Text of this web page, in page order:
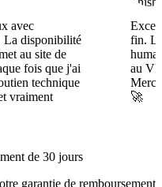
avec
La disponibilité
au site de
fois que j'ai
technique
vraiment
fin.
au
Merci
🚀
de 30 jours
garantie de remboursement